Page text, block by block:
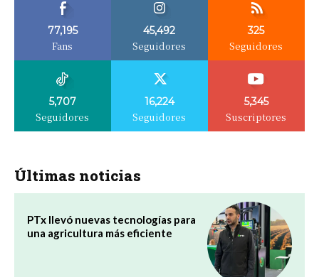
77,195
Fans
45,492
Seguidores
325
Seguidores
5,707
Seguidores
16,224
Seguidores
5,345
Suscriptores
Últimas noticias
PTx llevó nuevas tecnologías para
una agricultura más eficiente